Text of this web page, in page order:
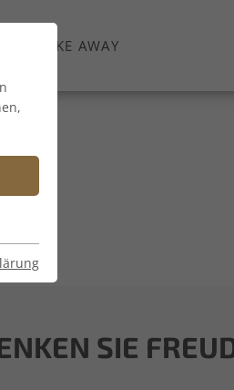
TAKE AWAY
SIE